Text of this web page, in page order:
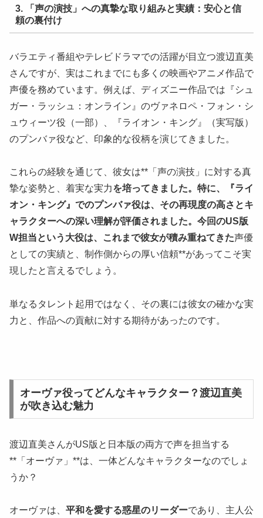
3. 「声の演技」への真摯な取り組みと実績：安心と信
頼の裏付け
バラエティ番組やテレビドラマでの活躍が目立つ渡辺直美
さんですが、実はこれまでにも多くの映画やアニメ作品で
声優を務めています。例えば、ディズニー作品では『シュ
ガー・ラッシュ：オンライン』のヴァネロペ・フォン・シ
ュウィーツ役（一部）、『ライオン・キング』（実写版）
のプンバァ役など、印象的な役柄を演じてきました。
これらの経験を通じて、彼女は**「声の演技」に対する真
摯な姿勢と、着実な実力を培ってきました。特に、『ライ
オン・キング』でのプンバァ役は、その再現度の高さとキ
ャラクターへの深い理解が評価されました。今回のUS版
W担当という大役は、これまで彼女が積み重ねてきた声優
としての実績と、制作側からの厚い信頼**があってこそ実
現したと言えるでしょう。
単なるタレント起用ではなく、その裏には彼女の確かな実
力と、作品への貢献に対する期待があったのです。
オーヴァ役ってどんなキャラクター？渡辺直美
が吹き込む魅力
渡辺直美さんがUS版と日本版の両方で声を担当する
**「オーヴァ」**は、一体どんなキャラクターなのでしょ
うか？
オーヴァは、 平和を愛する惑星のリーダーであり、主人公